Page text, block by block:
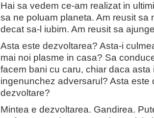
Hai sa vedem ce-am realizat in
sa ne poluam planeta. Am reusit sa
decat sa-l iubim. Am reusit sa
Asta este dezvoltarea? Asta-i
mai noi plasme in casa? Sa
facem bani cu caru, chiar daca asta
ingenunchez adversarul? Asta
dezvoltare?
Mintea e dezvoltarea. Gandirea.